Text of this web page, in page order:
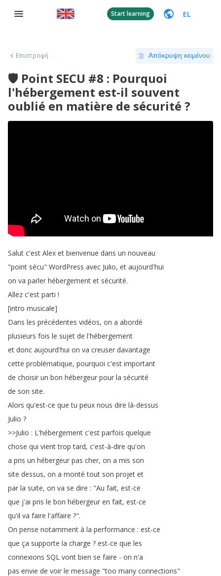
Start learning EL
Επιστροφή Απόκρυψη κειμένου
🛡 Point SECU #8 : Pourquoi
l'hébergement est-il souvent
oublié en matière de sécurité ?
Salut c'est Alex et bienvenue dans un nouveau
"point sécu" WordPress avec Julio, et aujourd'hui
on va parler hébergement et sécurité.
Allez c'est parti !
[intro musicale]
Dans les précédentes vidéos, on a abordé
plusieurs fois le sujet de l'hébergement
et donc aujourd'hui on va creuser davantage
cette problématique, pourquoi c'est important
de choisir un bon hébergeur pour la sécurité
de son site.
Alors qu'est-ce que tu peux nous dire là-dessus
Julio ?
>>Julio : L'hébergement c'est parfois quelque
chose qui vient trop tard, c'est-à-dire qu'on
a pris un hébergeur pas cher, on a mis son
site dessus, on a monté tout son projet et
par la suite, on va se dire : "Au fait, est-ce
que j'ai pris le bon hébergeur en fait, est-ce
qu'il va faire l'affaire ?".
On pense notamment à la performance : est-ce
que ça supporte la charge ? est-ce que les
connexions SQL vont bien se faire - on n'a
pas envie de voir le message "too many connections"